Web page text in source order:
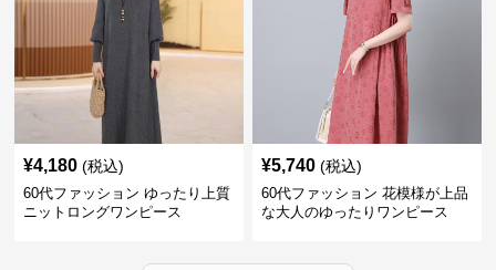
¥4,180 (税込)
60代ファッション ゆったり上質
ニットロングワンピース
¥5,740 (税込)
60代ファッション 花模様が上品
な大人のゆったりワンピース